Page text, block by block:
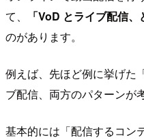
て、
「VoD とライブ配信
のがあります。
例えば、先ほど例に挙げた
ブ配信、両方のパターンが
基本的には「配信するコン